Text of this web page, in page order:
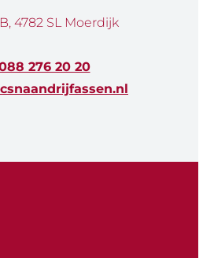
4782 SL Moerdijk
276 20 20